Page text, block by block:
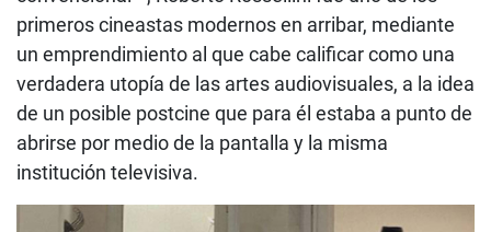
primeros cineastas modernos en arribar, mediante
un emprendimiento al que cabe calificar como una
verdadera utopía de las artes audiovisuales, a la idea
de un posible postcine que para él estaba a punto de
abrirse por medio de la pantalla y la misma
institución televisiva.